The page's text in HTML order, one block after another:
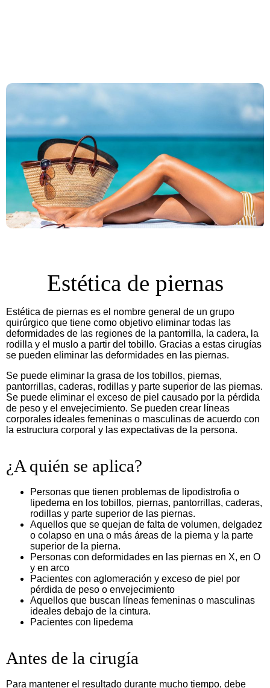
Estética de piernas
Estética de piernas es el nombre general de un grupo
quirúrgico que tiene como objetivo eliminar todas las
deformidades de las regiones de la pantorrilla, la cadera, la
rodilla y el muslo a partir del tobillo. Gracias a estas cirugías
se pueden eliminar las deformidades en las piernas.
Se puede eliminar la grasa de los tobillos, piernas,
pantorrillas, caderas, rodillas y parte superior de las piernas.
Se puede eliminar el exceso de piel causado por la pérdida
de peso y el envejecimiento. Se pueden crear líneas
corporales ideales femeninas o masculinas de acuerdo con
la estructura corporal y las expectativas de la persona.
¿A quién se aplica?
Personas que tienen problemas de lipodistrofia o
lipedema en los tobillos, piernas, pantorrillas, caderas,
rodillas y parte superior de las piernas.
Aquellos que se quejan de falta de volumen, delgadez
o colapso en una o más áreas de la pierna y la parte
superior de la pierna.
Personas con deformidades en las piernas en X, en O
y en arco
Pacientes con aglomeración y exceso de piel por
pérdida de peso o envejecimiento
Aquellos que buscan líneas femeninas o masculinas
ideales debajo de la cintura.
Pacientes con lipedema
Antes de la cirugía
Para mantener el resultado durante mucho tiempo, debe